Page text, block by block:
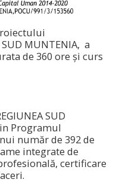
SUD MUNTENIA, a
de 360 ore și curs
SUD
Programul
număr de 392 de
integrate de
certificare